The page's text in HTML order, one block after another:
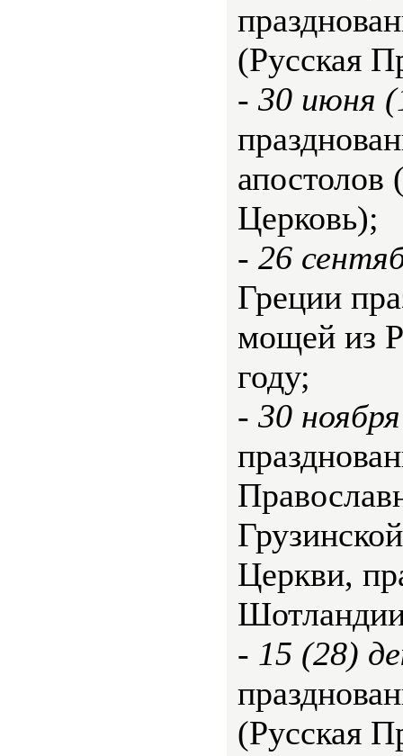
(Русская
- 30 июня
апостолов
Церковь);
- 26
Греции
мощей из
году;
- 30
Церкви,
- 15 (28)
(Русская